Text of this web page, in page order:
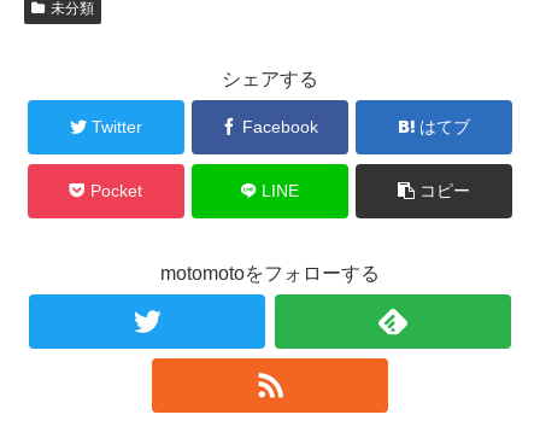
未分類
シェアする
Twitter Facebook はてブ
Pocket LINE コピー
motomotoをフォローする